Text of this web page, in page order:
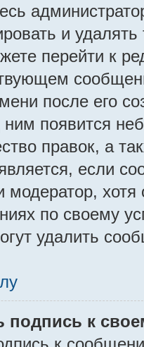
и
перейти к
после его
появится
правок, а
если
модератор,
по своему
удалить
подпись к